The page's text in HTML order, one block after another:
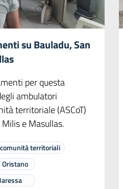
su Bauladu, San
per questa
ambulatori
territoriale (ASCoT)
e Masullas.
territoriali
Oristano